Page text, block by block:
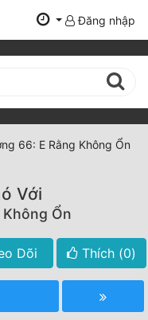
Đăng nhập
66: E Rằng Không Ổn
Với
Ổn
Dõi Thích (0)